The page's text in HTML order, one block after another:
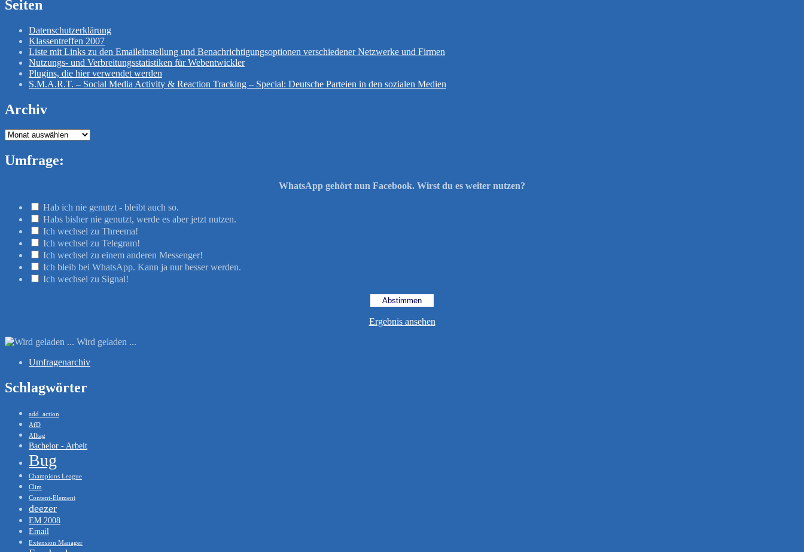
Seiten
Datenschutzerklärung
Klassentreffen 2007
Liste mit Links zu den Emaileinstellung und Benachrichtigungsoptionen verschiedener Netzwerke und Firmen
Nutzungs- und Verbreitungsstatistiken für Webentwickler
Plugins, die hier verwendet werden
S.M.A.R.T. – Social Media Activity & Reaction Tracking – Special: Deutsche Parteien in den sozialen Medien
Archiv
Archiv
Umfrage:
WhatsApp gehört nun Facebook. Wirst du es weiter nutzen?
Hab ich nie genutzt - bleibt auch so.
Habs bisher nie genutzt, werde es aber jetzt nutzen.
Ich wechsel zu Threema!
Ich wechsel zu Telegram!
Ich wechsel zu einem anderen Messenger!
Ich bleib bei WhatsApp. Kann ja nur besser werden.
Ich wechsel zu Signal!
Ergebnis ansehen
Wird geladen ...
Umfragenarchiv
Schlagwörter
add_action
AfD
Alltag
Bachelor - Arbeit
Bug
Champions League
Clim
Content-Element
deezer
EM 2008
Email
Extension Manager